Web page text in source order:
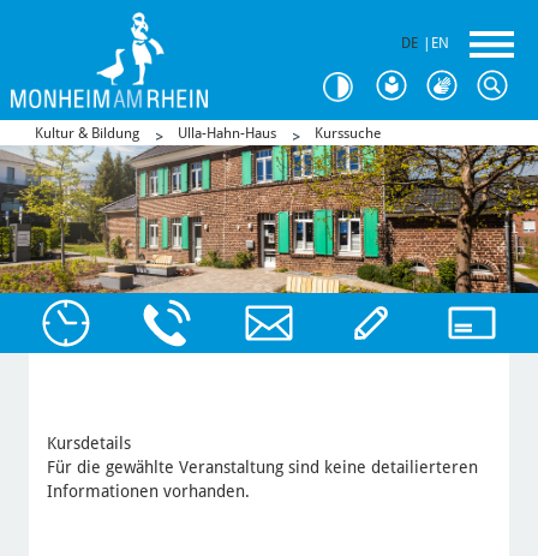
DE EN
Kultur & Bildung Ulla-Hahn-Haus Kurssuche
Kursdetails
Für die gewählte Veranstaltung sind keine detailierteren
Informationen vorhanden.